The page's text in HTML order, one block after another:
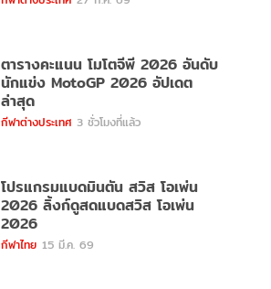
ตารางคะแนน โมโตจีพี 2026 อันดับ
นักแข่ง MotoGP 2026 อัปเดต
ล่าสุด
กีฬาต่างประเทศ 3 ชั่วโมงที่แล้ว
โปรแกรมแบดมินตัน สวิส โอเพ่น
2026 ลิ้งก์ดูสดแบดสวิส โอเพ่น
2026
กีฬาไทย 15 มี.ค. 69